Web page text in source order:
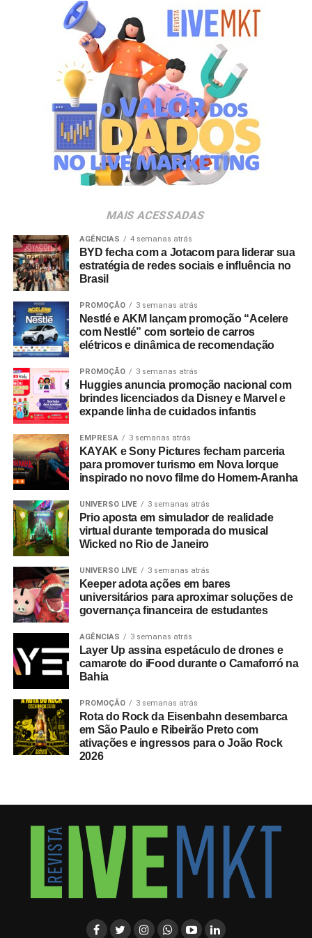
consumo e inteligência de mercado.
Durante o encontro, o evento sediará também mais uma
edição do Prêmio Excelência em Marca Própria,
premiação criada para reconhecer os cases de maior
destaque na indústria e no varejo nacional. Entre as
empresas com presença executiva confirmada estão
Carrefour, Assaí Atacadista, Magalu, Panvel, Pague
Menos, Rappi e Dalben. “As marcas próprias vivem um
momento de expansão no Brasil e vêm conquistando um
papel cada vez mais estratégico tanto para varejistas
o fortalecimento desse mercado, que ainda tem um
enorme potencial de crescimento no país”, destaca
Johnny Reitzfeld, fundador e
O credenciamento é destinado a profissionais de toda a
cadeia produtiva — incluindo varejistas, fabricantes,
distribuidores, fornecedores e consultores —
interessados no mapeamento de tendências e na
geração de novas parcerias comerciais.
MAIS ACESSADAS
AGÊNCIAS 4 semanas atrás
BYD fecha com a Jotacom para liderar sua
estratégia de redes sociais e influência no
Brasil
PROMOÇÃO 3 semanas atrás
Nestlé e AKM lançam promoção “Acelere
com Nestlé” com sorteio de carros
elétricos e dinâmica de recomendação
PROMOÇÃO 3 semanas atrás
Huggies anuncia promoção nacional com
brindes licenciados da Disney e Marvel e
expande linha de cuidados infantis
EMPRESA 3 semanas atrás
KAYAK e Sony Pictures fecham parceria
para promover turismo em Nova Iorque
inspirado no novo filme do Homem-Aranha
UNIVERSO LIVE 3 semanas atrás
Prio aposta em simulador de realidade
virtual durante temporada do musical
Wicked no Rio de Janeiro
UNIVERSO LIVE 3 semanas atrás
Keeper adota ações em bares
universitários para aproximar soluções de
governança financeira de estudantes
AGÊNCIAS 3 semanas atrás
Layer Up assina espetáculo de drones e
camarote do iFood durante o Camaforró na
Bahia
PROMOÇÃO 3 semanas atrás
Rota do Rock da Eisenbahn desembarca
em São Paulo e Ribeirão Preto com
ativações e ingressos para o João Rock
2026